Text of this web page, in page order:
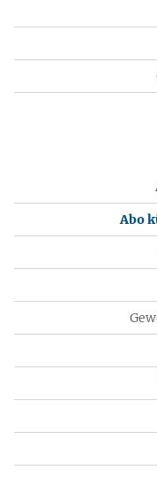
Abo